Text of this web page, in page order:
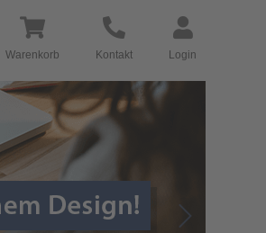
Warenkorb Kontakt Login
Go to Next